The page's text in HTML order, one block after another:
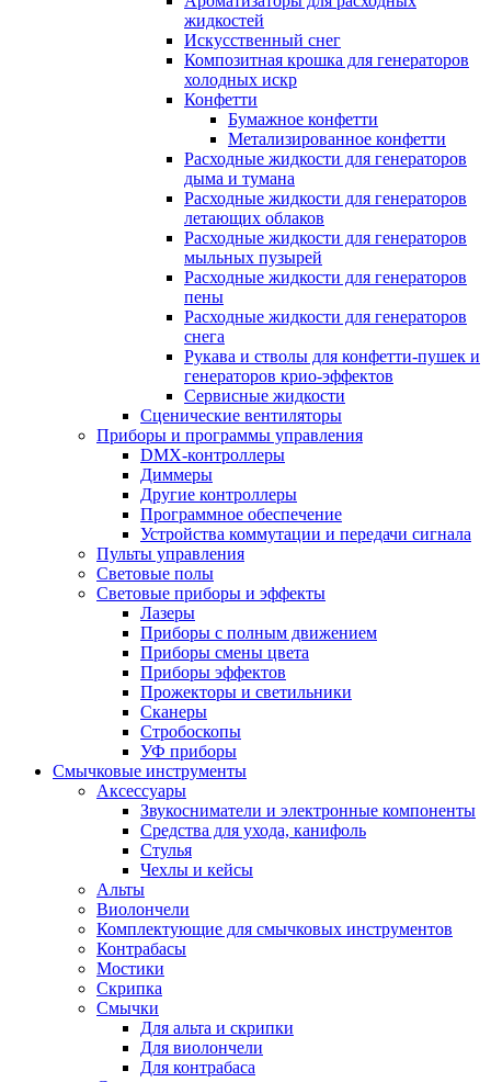
жидкостей
Искусственный снег
Композитная крошка для генераторов
холодных искр
Конфетти
Бумажное конфетти
Метализированное конфетти
Расходные жидкости для генераторов
дыма и тумана
Расходные жидкости для генераторов
летающих облаков
Расходные жидкости для генераторов
мыльных пузырей
Расходные жидкости для генераторов
пены
Расходные жидкости для генераторов
снега
Рукава и стволы для конфетти-пушек и
генераторов крио-эффектов
Сервисные жидкости
Сценические вентиляторы
Приборы и программы управления
DMX-контроллеры
Диммеры
Другие контроллеры
Программное обеспечение
Устройства коммутации и передачи сигнала
Пульты управления
Световые полы
Световые приборы и эффекты
Лазеры
Приборы с полным движением
Приборы смены цвета
Приборы эффектов
Прожекторы и светильники
Сканеры
Стробоскопы
УФ приборы
Смычковые инструменты
Аксессуары
Звукосниматели и электронные компоненты
Средства для ухода, канифоль
Стулья
Чехлы и кейсы
Альты
Виолончели
Комплектующие для смычковых инструментов
Контрабасы
Мостики
Скрипка
Смычки
Для альта и скрипки
Для виолончели
Для контрабаса